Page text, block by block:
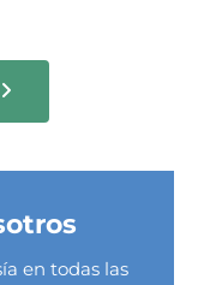
en todas las